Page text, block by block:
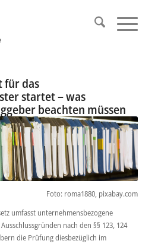
für das
startet – was
beachten müssen
Foto: roma1880, pixabay.com
umfasst unternehmensbezogene
nach den §§ 123, 124
die Prüfung diesbezüglich im